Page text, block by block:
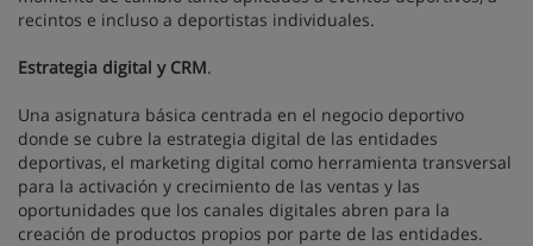
recintos e incluso a deportistas individuales.
Estrategia digital y CRM.
Una asignatura básica centrada en el negocio deportivo
donde se cubre la estrategia digital de las entidades
deportivas, el marketing digital como herramienta transversal
para la activación y crecimiento de las ventas y las
oportunidades que los canales digitales abren para la
creación de productos propios por parte de las entidades.